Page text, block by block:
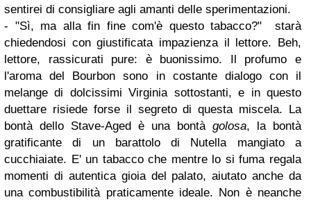
sentirei di consigliare agli amanti delle sperimentazioni.
- "Sì, ma alla fin fine com'è questo tabacco?" starà
chiedendosi con giustificata impazienza il lettore. Beh,
lettore, rassicurati pure: è buonissimo. Il profumo e
l'aroma del Bourbon sono in costante dialogo con il
melange di dolcissimi Virginia sottostanti, e in questo
duettare risiede forse il segreto di questa miscela. La
bontà dello Stave-Aged è una bontà golosa, la bontà
gratificante di un barattolo di Nutella mangiato a
cucchiaiate. E' un tabacco che mentre lo si fuma regala
momenti di autentica gioia del palato, aiutato anche da
una combustibilità praticamente ideale. Non è neanche